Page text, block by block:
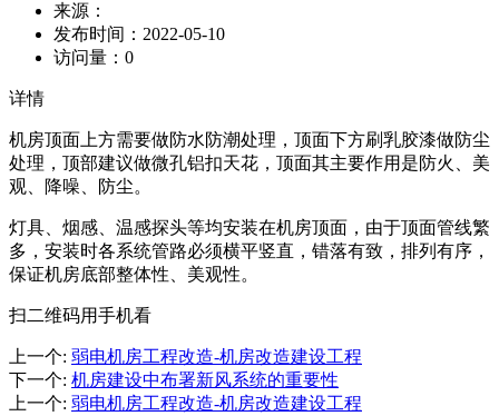
来源：
发布时间： 2022-05-10
访问量： 0
详情
机房顶面上方需要做防水防潮处理，顶面下方刷乳胶漆做防尘
处理，顶部建议做微孔铝扣天花，顶面其主要作用是防火、美
观、降噪、防尘。
灯具、烟感、温感探头等均安装在机房顶面，由于顶面管线繁
多，安装时各系统管路必须横平竖直，错落有致，排列有序，
保证机房底部整体性、美观性。
扫二维码用手机看
上一个: 弱电机房工程改造-机房改造建设工程
下一个: 机房建设中布署新风系统的重要性
上一个: 弱电机房工程改造-机房改造建设工程